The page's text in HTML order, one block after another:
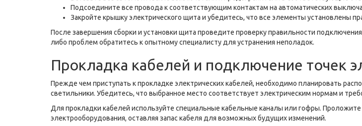
Подсоедините все провода к соответствующим контактам на автоматических
Закройте крышку электрического щита и убедитесь, что все элементы установлены
После завершения сборки и установки щита проведите проверку правильности
либо проблем обратитесь к опытному специалисту для устранения неполадок.
Прокладка кабелей и подключение точек
Прежде чем приступать к прокладке электрических кабелей, необходимо планировать
светильники. Убедитесь, что выбранное место соответствует электрическим нормам и
Для прокладки кабелей используйте специальные кабельные каналы или гофры.
электрооборудования, оставляя запас кабеля для возможных будущих изменений.